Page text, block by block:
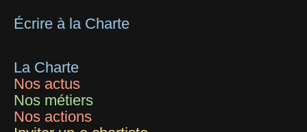
Écrire à la Charte
La Charte
Nos actus
Nos métiers
Nos actions